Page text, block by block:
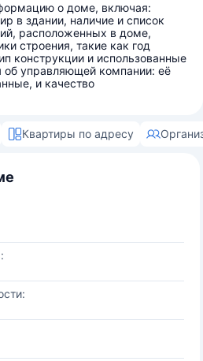
о доме, включая:
в здании, наличие и список
расположенных в доме,
строения, такие как год
конструкции и использованные
управляющей компании: её
и качество
Квартиры по адресу